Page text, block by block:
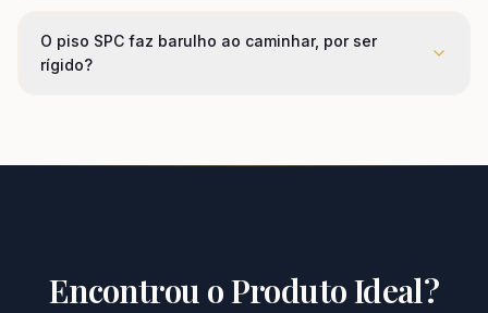
O piso SPC faz barulho ao caminhar, por ser
rígido?
Encontrou o Produto Ideal?